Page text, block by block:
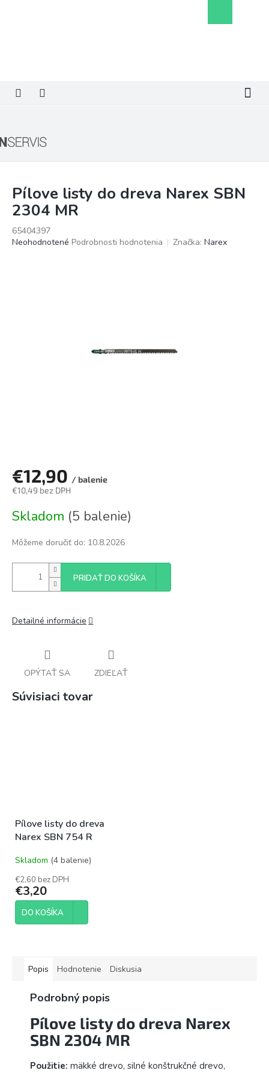
košík
Pílove listy do dreva Narex SBN
2304 MR
65404397
Priemerné
Neohodnotené Podrobnosti hodnotenia Značka: Narex
€12,90 / balenie
€10,49 bez DPH
cena:
Skladom (5 balenie)
Môžeme doručiť do: 10.8.2026
PRIDAŤ DO KOŠÍKA
Detailné informácie
OPÝTAŤ SA ZDIEĽAŤ
Súvisiaci tovar
Pílove listy do dreva
Narex SBN 754 R
Skladom (4 balenie)
€2,60 bez DPH
€3,20
DO KOŠÍKA
Popis Hodnotenie Diskusia
Podrobný popis
Pílove listy do dreva Narex
SBN 2304 MR
Použitie: mäkké drevo, silné konštrukčné drevo,